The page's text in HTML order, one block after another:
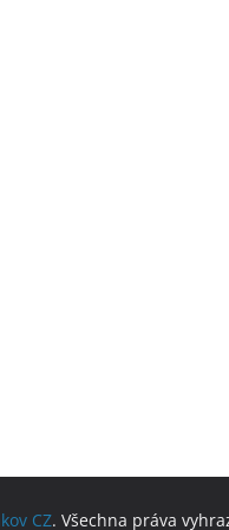
CZ. Všechna práva